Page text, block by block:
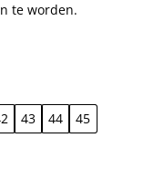
te worden.
43 44 45